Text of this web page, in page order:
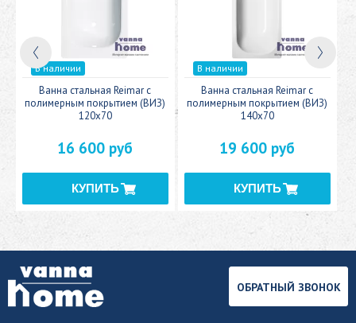
В наличии
Ванна стальная Reimar с
полимерным покрытием (ВИЗ)
120x70
16 600 руб
В наличии
Ванна стальная Reimar с
полимерным покрытием (ВИЗ)
140x70
19 600 руб
ОБРАТНЫЙ ЗВОНОК